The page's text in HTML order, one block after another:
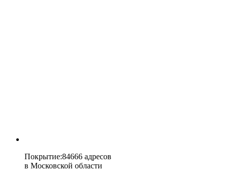
Покрытие:84666 адресов
в Московской области